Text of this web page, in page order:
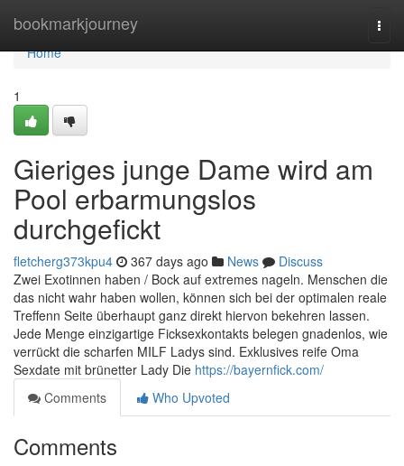
bookmarkjourney
Home
Home
1
Gieriges junge Dame wird am
Pool erbarmungslos
durchgefickt
fletcherg373kpu4 367 days ago News
Discuss
Zwei Exotinnen haben / Bock auf extremes nageln. Menschen die
das nicht wahr haben wollen, können sich bei der optimalen reale
Treffenn Seite überhaupt ganz direkt hiervon bekehren lassen.
Jede Menge einzigartige Ficksexkontakts belegen gnadenlos, wie
verrückt die scharfen MILF Ladys sind. Exklusives reife Oma
Sexdate mit brünetter Lady Die https://bayernfick.com/
Comments
Who Upvoted
Comments